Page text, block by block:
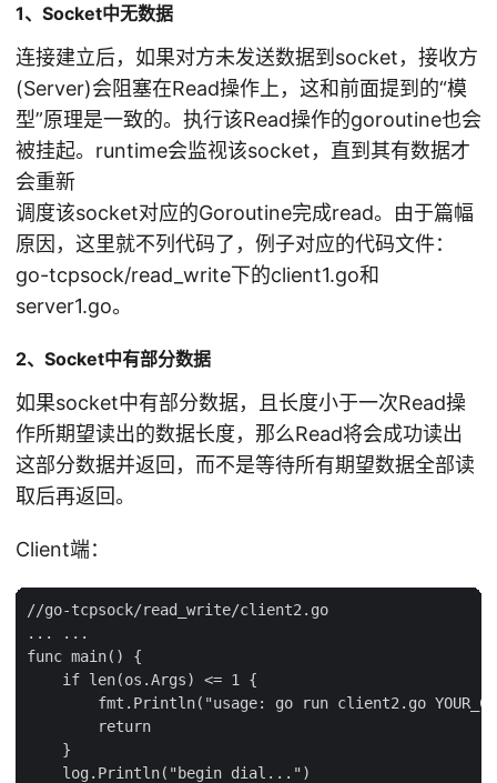
1、Socket中无数据
连接建立后，如果对方未发送数据到socket，接收方
(Server)会阻塞在Read操作上，这和前面提到的“模
型”原理是一致的。执行该Read操作的goroutine也会
被挂起。runtime会监视该socket，直到其有数据才
会重新
调度该socket对应的Goroutine完成read。由于篇幅
原因，这里就不列代码了，例子对应的代码文件：
go-tcpsock/read_write下的client1.go和
server1.go。
2、Socket中有部分数据
如果socket中有部分数据，且长度小于一次Read操
作所期望读出的数据长度，那么Read将会成功读出
这部分数据并返回，而不是等待所有期望数据全部读
取后再返回。
Client端：
//go-tcpsock/read_write/client2.go
... ...
func main() {
    if len(os.Args) <= 1 {
fmt.Println("usage: go run client2.go
        return
    }
    log.Println("begin dial...")